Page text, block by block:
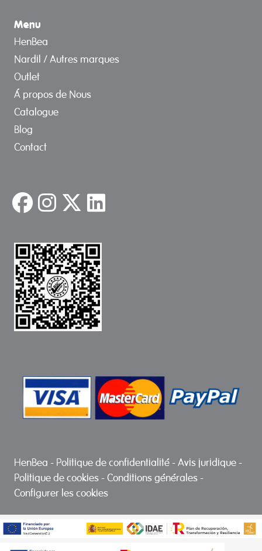
Menu
HenBea
Nardil / Autres marques
Outlet
Á propos de Nous
Catalogue
Blog
Contact
HenBea - Politique de confidentialité -Avis juridique -
Politique de cookies -Conditions générales -
Configurer les cookies